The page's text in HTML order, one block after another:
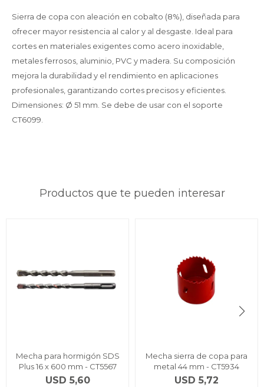
Sierra de copa con aleación en cobalto (8%), diseñada para
ofrecer mayor resistencia al calor y al desgaste. Ideal para
cortes en materiales exigentes como acero inoxidable,
metales ferrosos, aluminio, PVC y madera. Su composición
mejora la durabilidad y el rendimiento en aplicaciones
profesionales, garantizando cortes precisos y eficientes.
Dimensiones: Ø 51 mm. Se debe de usar con el soporte
CT6099.
Productos que te pueden interesar
Mecha para hormigón SDS
Plus 16 x 600 mm - CT5567
USD 5,60
Mecha sierra de copa para
metal 44 mm - CT5934
USD 5,72